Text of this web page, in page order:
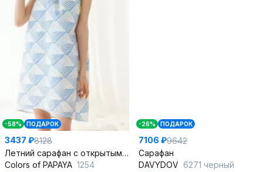
-58% ПОДАРОК
3437 ₽8128
Летний сарафан с открытыми плечами и рюшей на сборке
Colors of PAPAYA 1254
-26% ПОДАРОК
7106 ₽9642
Сарафан
DAVYDOV 6271 черный